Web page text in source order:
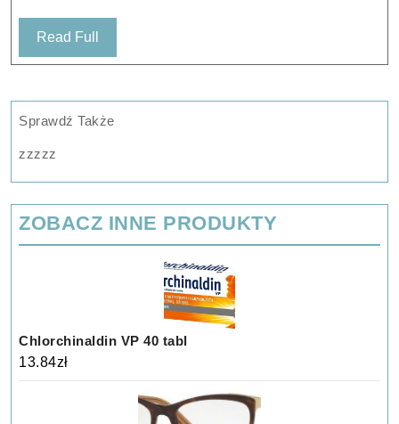
Read Full
Full
Sprawdź Także
zzzzz
ZOBACZ INNE PRODUKTY
Chlorchinaldin VP 40 tabl
13.84zł